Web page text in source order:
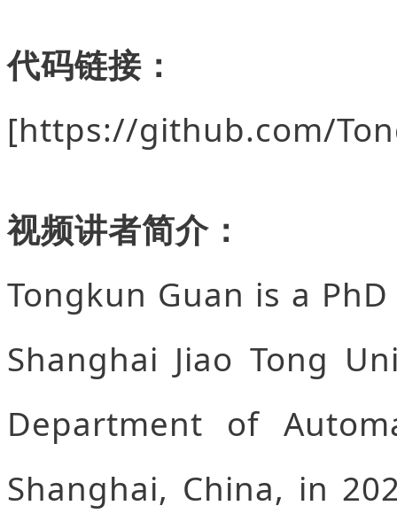
代码链接：
[https://github.com/
视频讲者简介：
Tongkun Guan is a
Shanghai Jiao Tong
Department of
Shanghai, China, in